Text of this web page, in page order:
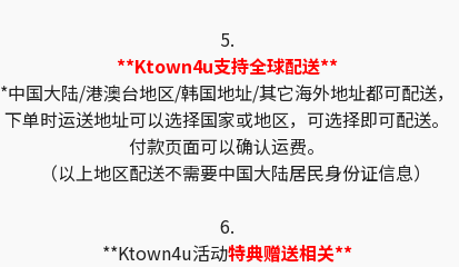
5.
**Ktown4u支持全球配送**
*中国大陆/港澳台地区/韩国地址/其它海外地址都可配送，
下单时运送地址可以选择国家或地区，可选择即可配送。
付款页面可以确认运费。
（以上地区配送不需要中国大陆居民身份证信息）
6.
**Ktown4u活动特典赠送相关**